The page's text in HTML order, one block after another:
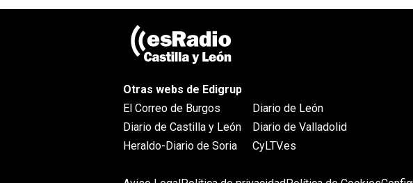
Otras webs de Edigrup
El Correo de Burgos
Diario de Castilla y León
Heraldo-Diario de Soria
Diario de León
Diario de Valladolid
CyLTV.es